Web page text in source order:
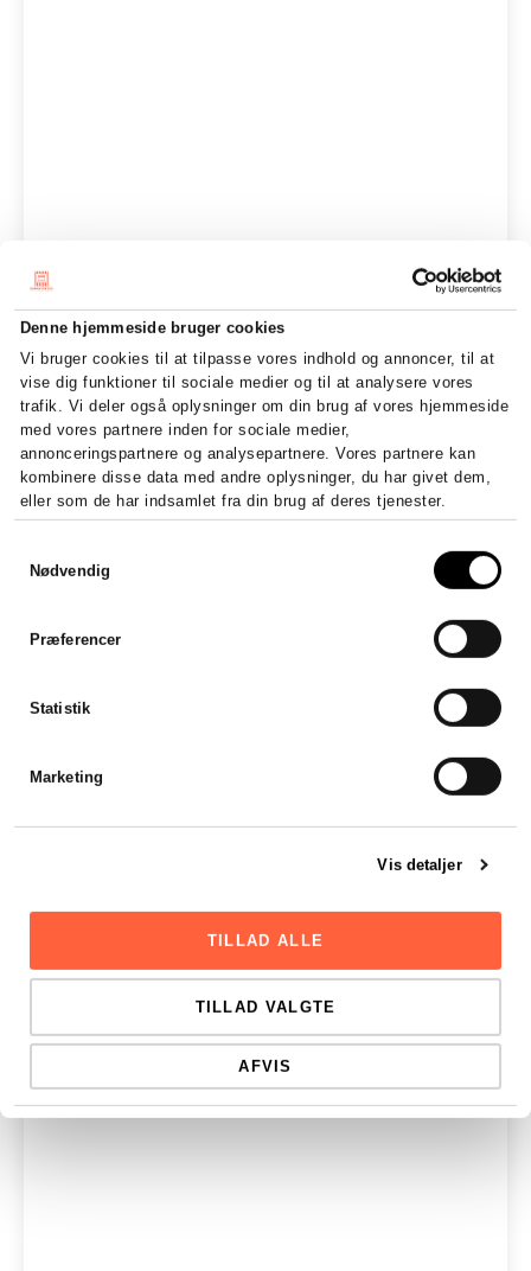
Denne hjemmeside bruger cookies
Vi bruger cookies til at tilpasse vores indhold og annoncer, til at
vise dig funktioner til sociale medier og til at analysere vores
trafik. Vi deler også oplysninger om din brug af vores hjemmeside
med vores partnere inden for sociale medier,
annonceringspartnere og analysepartnere. Vores partnere kan
kombinere disse data med andre oplysninger, du har givet dem,
eller som de har indsamlet fra din brug af deres tjenester.
Nødvendig
Præferencer
Statistik
Marketing
Vis detaljer
TILLAD ALLE
TILLAD VALGTE
AFVIS